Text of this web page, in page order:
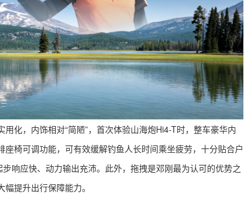
化，内饰相对“简陋”，首次体验山海炮Hi4-T时，整车豪华内
椅可调功能，可有效缓解钓鱼人长时间乘坐疲劳，十分贴合户
响应快、动力输出充沛。此外，拖拽是邓刚最为认可的优势之
提升出行保障能力。